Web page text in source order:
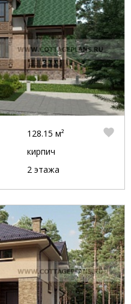
128.15 м²
кирпич
2 этажа